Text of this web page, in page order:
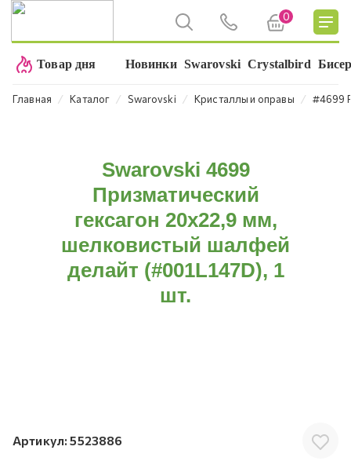
0
Товар дня Новинки Swarovski Crystalbird
Главная ⁄ Каталог ⁄ Swarovski ⁄ Кристаллы и оправы ⁄ #4699
Swarovski 4699
Призматический
гексагон 20x22,9 мм,
шелковистый шалфей
делайт (#001L147D), 1
шт.
Артикул: 5523886